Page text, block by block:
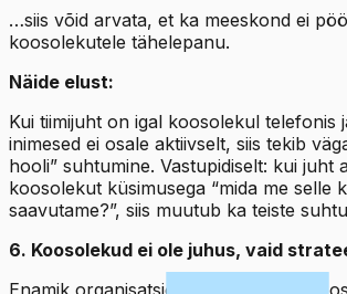
…siis võid arvata, et ka meeskond ei
koosolekutele tähelepanu.
Näide elust:
Kui tiimijuht on igal koosolekul telefonis
inimesed ei osale aktiivselt, siis tekib
hooli” suhtumine. Vastupidiselt: kui juht
koosolekut küsimusega “mida me selle
saavutame?”, siis muutub ka teiste
6. Koosolekud ei ole juhus, vaid